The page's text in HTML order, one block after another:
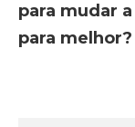
para mudar
para